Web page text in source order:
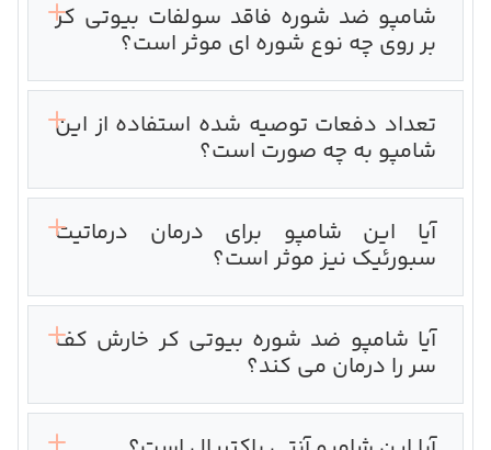
شامپو ضد شوره فاقد سولفات بیوتی کر
بر روی چه نوع شوره ای موثر است؟
تعداد دفعات توصیه شده استفاده از این
شامپو به چه صورت است؟
آیا این شامپو برای درمان درماتیت
سبورئیک نیز موثر است؟
آیا شامپو ضد شوره بیوتی کر خارش کف
سر را درمان می کند؟